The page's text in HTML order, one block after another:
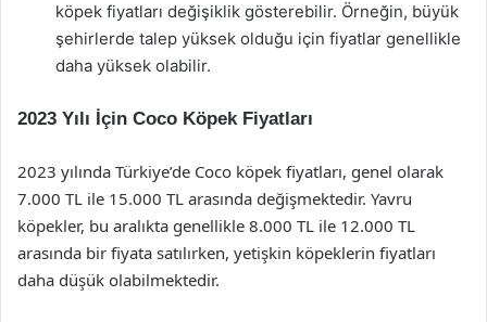
köpek fiyatları değişiklik gösterebilir. Örneğin, büyük
şehirlerde talep yüksek olduğu için fiyatlar genellikle
daha yüksek olabilir.
2023 Yılı İçin Coco Köpek Fiyatları
2023 yılında Türkiye’de Coco köpek fiyatları, genel olarak
7.000 TL ile 15.000 TL arasında değişmektedir. Yavru
köpekler, bu aralıkta genellikle 8.000 TL ile 12.000 TL
arasında bir fiyata satılırken, yetişkin köpeklerin fiyatları
daha düşük olabilmektedir.